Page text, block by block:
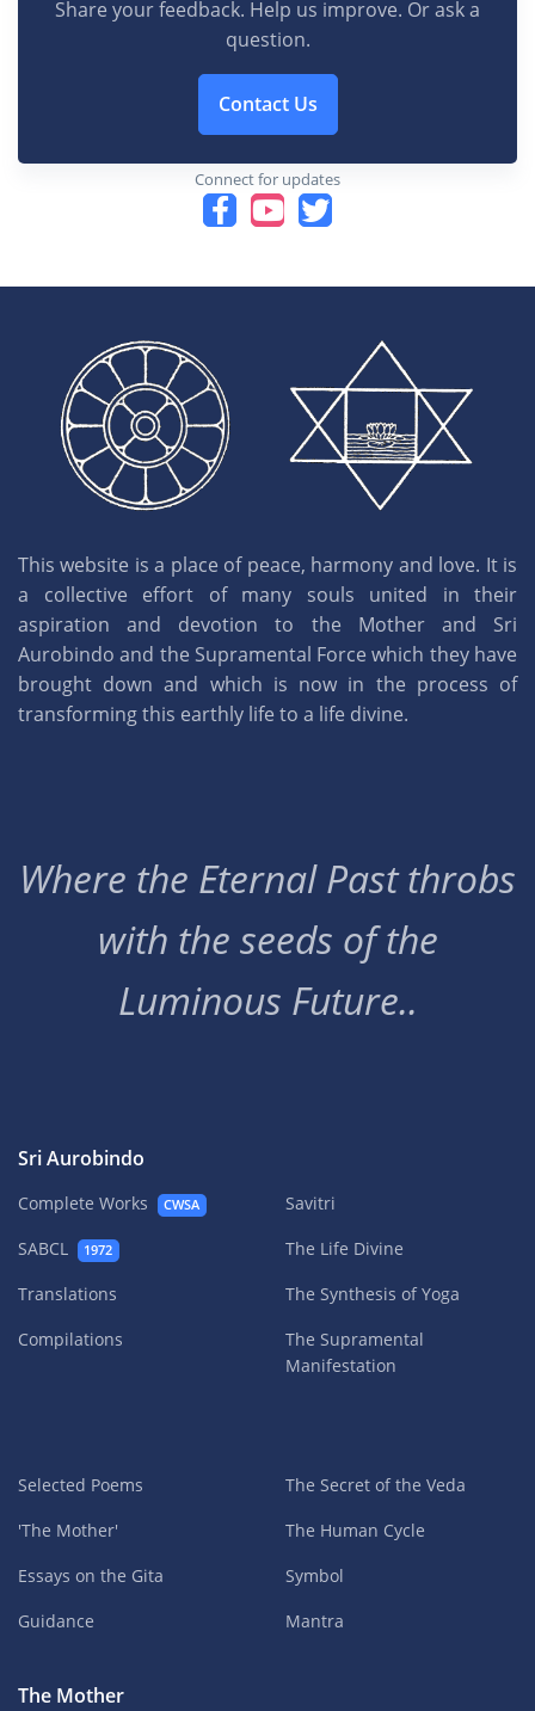
Share your feedback. Help us improve. Or ask a
question.
Contact Us
Connect for updates
This website is a place of peace, harmony and love. It is
a collective effort of many souls united in their
aspiration and devotion to the Mother and Sri
Aurobindo and the Supramental Force which they have
brought down and which is now in the process of
transforming this earthly life to a life divine.
Where the Eternal Past throbs
with the seeds of the
Luminous Future..
Sri Aurobindo
Complete Works CWSA
SABCL 1972
Translations
Compilations
Savitri
The Life Divine
The Synthesis of Yoga
The Supramental
Manifestation
Selected Poems
'The Mother'
Essays on the Gita
Guidance
The Secret of the Veda
The Human Cycle
Symbol
Mantra
The Mother